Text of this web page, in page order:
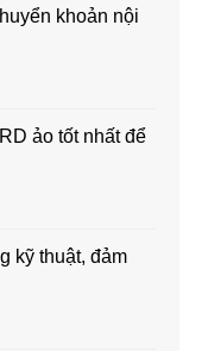
khoản nội
ảo tốt nhất để
kỹ thuật, đảm